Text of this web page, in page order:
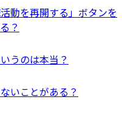
動を再開する」ボタンを
？
うのは本当？
いことがある？